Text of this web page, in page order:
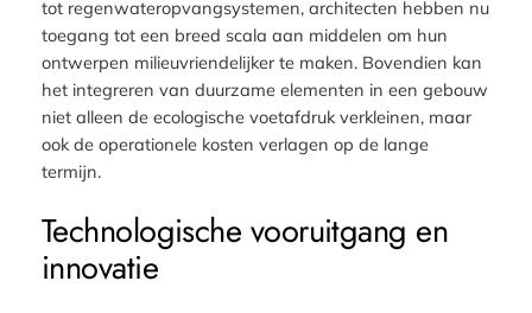
tot regenwateropvangsystemen, architecten hebben nu
toegang tot een breed scala aan middelen om hun
ontwerpen milieuvriendelijker te maken. Bovendien kan
het integreren van duurzame elementen in een gebouw
niet alleen de ecologische voetafdruk verkleinen, maar
ook de operationele kosten verlagen op de lange
termijn.
Technologische vooruitgang en
innovatie